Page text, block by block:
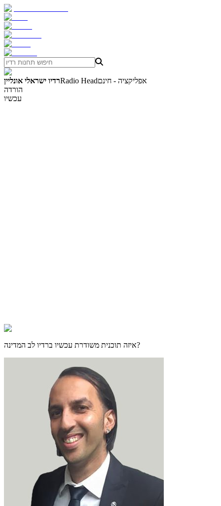
רדיו ישראלי אונלייןRadio Headאפליקציה - חינם
הורדה
עכשיו
איזה תוכנית משודרת עכשיו ברדיו לב המדינה ?